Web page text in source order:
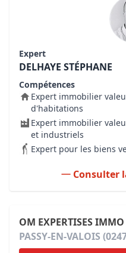
Expert
DELHAYE STÉPHANE
Compétences
Expert immobilier
d'habitations
Expert immobilier
et industriels
Expert pour les biens
Consulter
OM EXPERTISES
PASSY-EN-VALOIS